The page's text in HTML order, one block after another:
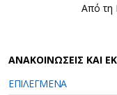
Από τη
ΑΝΑΚΟΙΝΩΣΕΙΣ ΚΑΙ
ΕΠΙΛΕΓΜΕΝΑ